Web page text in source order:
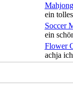
ein
Soccer
ein
Flower
achja